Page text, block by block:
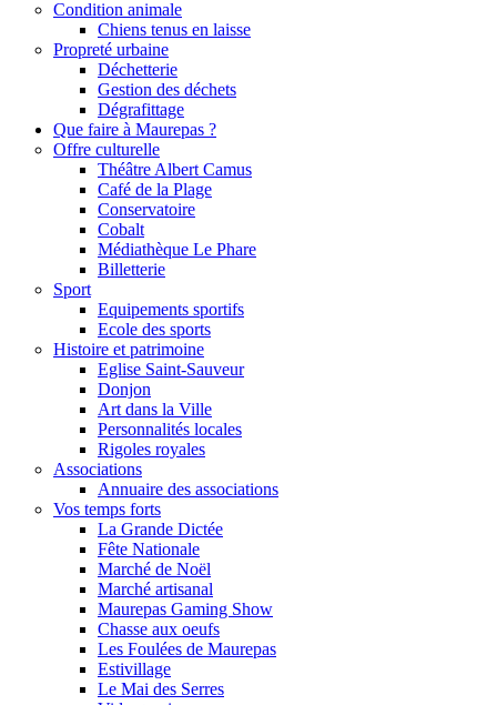
Condition animale
Chiens tenus en laisse
Propreté urbaine
Déchetterie
Gestion des déchets
Dégrafittage
Que faire à Maurepas ?
Offre culturelle
Théâtre Albert Camus
Café de la Plage
Conservatoire
Cobalt
Médiathèque Le Phare
Billetterie
Sport
Equipements sportifs
Ecole des sports
Histoire et patrimoine
Eglise Saint-Sauveur
Donjon
Art dans la Ville
Personnalités locales
Rigoles royales
Associations
Annuaire des associations
Vos temps forts
La Grande Dictée
Fête Nationale
Marché de Noël
Marché artisanal
Maurepas Gaming Show
Chasse aux oeufs
Les Foulées de Maurepas
Estivillage
Le Mai des Serres